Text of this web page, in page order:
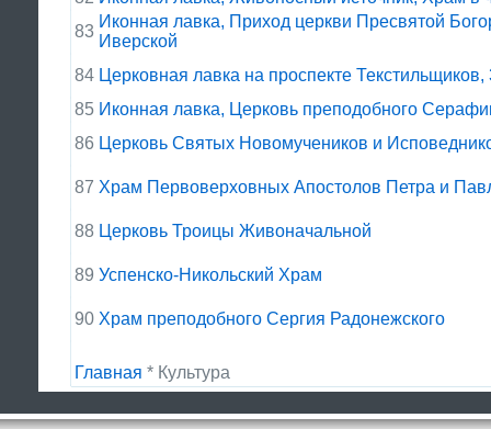
83
Иконная лавка, Приход церкви Пресвятой
Иверской
84 Церковная лавка на проспекте Текстильщиков,
85 Иконная лавка, Церковь преподобного
86 Церковь Святых Новомучеников и
87 Храм Первоверховных Апостолов Петра и
88 Церковь Троицы Живоначальной
89 Успенско-Никольский Храм
90 Храм преподобного Сергия Радонежского
Главная * Культура